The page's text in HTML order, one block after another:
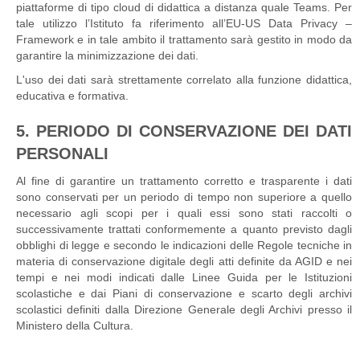
piattaforme di tipo cloud di didattica a distanza quale Teams. Per
tale utilizzo l’Istituto fa riferimento all’EU-US Data Privacy –
Framework e in tale ambito il trattamento sarà gestito in modo da
garantire la minimizzazione dei dati.
L'uso dei dati sarà strettamente correlato alla funzione didattica,
educativa e formativa.
5. PERIODO DI CONSERVAZIONE DEI DATI
PERSONALI
Al fine di garantire un trattamento corretto e trasparente i dati
sono conservati per un periodo di tempo non superiore a quello
necessario agli scopi per i quali essi sono stati raccolti o
successivamente trattati conformemente a quanto previsto dagli
obblighi di legge e secondo le indicazioni delle Regole tecniche in
materia di conservazione digitale degli atti definite da AGID e nei
tempi e nei modi indicati dalle Linee Guida per le Istituzioni
scolastiche e dai Piani di conservazione e scarto degli archivi
scolastici definiti dalla Direzione Generale degli Archivi presso il
Ministero della Cultura.